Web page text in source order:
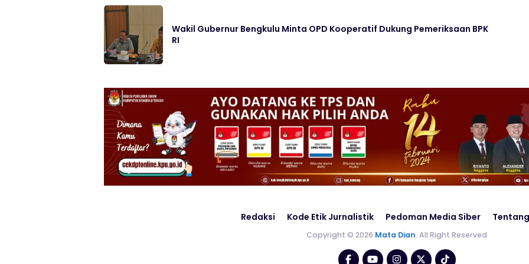
Wakil Gubernur Bengkulu Minta OPD Kooperatif Dukung Pemeriksaan BPK
RI
Redaksi Kode Etik Jurnalistik Pedoman Media Siber
Copyright © 2026 Mata Dian. All Right Reserved